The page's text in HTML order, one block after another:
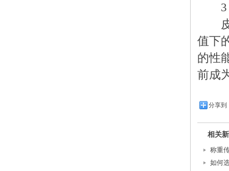
3
皮
值下
的性
前成
分享到
相关
称重
如何